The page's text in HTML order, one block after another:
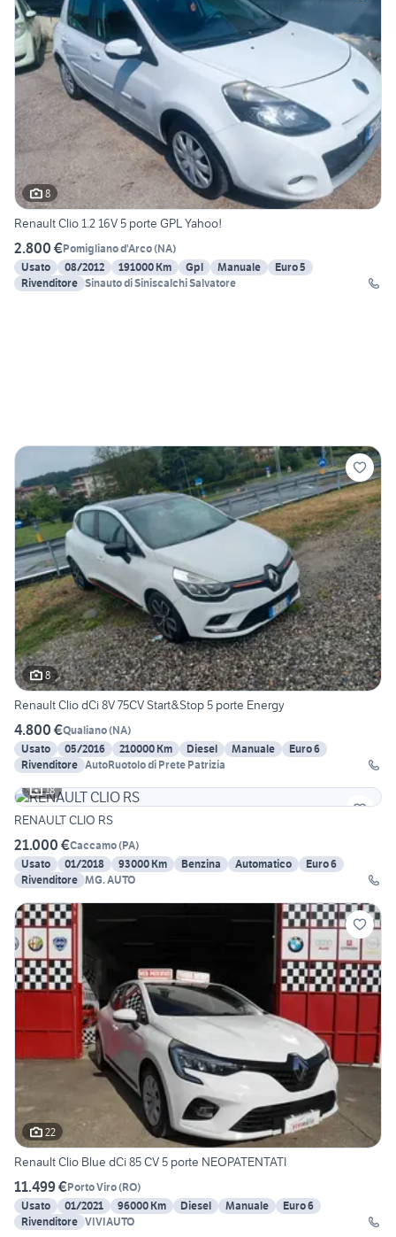
8
Renault Clio 1.2 16V 5 porte GPL Yahoo!
2.800 €Pomigliano d'Arco(NA)
Usato
08/2012 191000 Km Gpl Manuale
Euro 5
Rivenditore Sinauto di Siniscalchi Salvatore
8
Renault Clio dCi 8V 75CV Start&Stop 5 porte Energy
4.800 €Qualiano(NA)
Usato
05/2016 210000 Km Diesel Manuale
Euro 6
Rivenditore AutoRuotolo di Prete Patrizia
18
RENAULT CLIO RS
21.000 €Caccamo(PA)
Usato
01/2018 93000 Km Benzina Automatico
Euro 6
Rivenditore MG. AUTO
22
Renault Clio Blue dCi 85 CV 5 porte NEOPATENTATI
11.499 €Porto Viro(RO)
Usato
01/2021 96000 Km Diesel Manuale
Euro 6
Rivenditore VIVIAUTO